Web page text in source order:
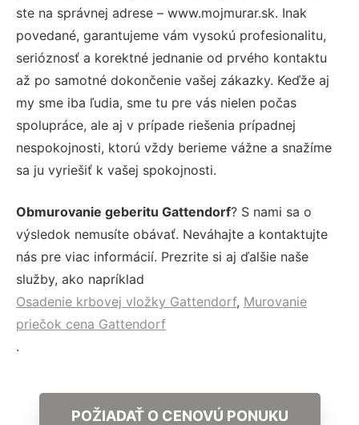
ste na správnej adrese – www.mojmurar.sk. Inak
povedané, garantujeme vám vysokú profesionalitu,
serióznosť a korektné jednanie od prvého kontaktu
až po samotné dokončenie vašej zákazky. Keďže aj
my sme iba ľudia, sme tu pre vás nielen počas
spolupráce, ale aj v prípade riešenia prípadnej
nespokojnosti, ktorú vždy berieme vážne a snažíme
sa ju vyriešiť k vašej spokojnosti.
Obmurovanie geberitu Gattendorf? S nami sa o
výsledok nemusíte obávať. Neváhajte a kontaktujte
nás pre viac informácií. Prezrite si aj ďalšie naše
služby, ako napríklad
Osadenie krbovej vložky Gattendorf, Murovanie
priečok cena Gattendorf
.
POŽIADAŤ O CENOVÚ PONUKU